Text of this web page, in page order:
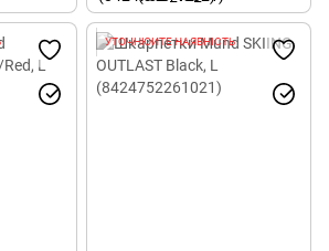
УТОЧНЮЙТЕ НАЯВНІСТЬ